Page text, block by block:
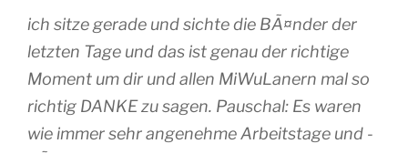
ich sitze gerade und sichte die BÃ¤nder der
letzten Tage und das ist genau der richtige
Moment um dir und allen MiWuLanern mal so
richtig DANKE zu sagen. Pauschal: Es waren
wie immer sehr angenehme Arbeitstage und -